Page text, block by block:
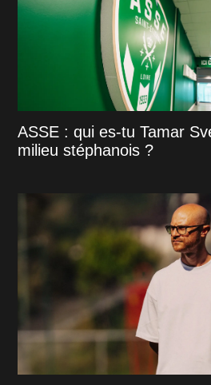
ASSE : qui es-tu Tamar
milieu stéphanois ?